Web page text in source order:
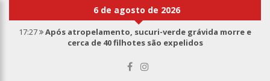
6 de agosto de 2026
17:27
Após atropelamento, sucuri-verde grávida morre e
cerca de 40 filhotes são expelidos
Haras Nilton Lins já registra 9 mortes de cavalos por
suspeita de botulismo